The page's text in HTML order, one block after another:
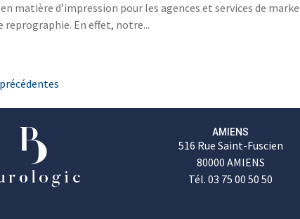
matière d’impression pour les agences et services de
reprographie. En effet, notre...
AMIENS
516 Rue Saint-Fuscien
80000 AMIENS
Tél. 03 75 00 50 50